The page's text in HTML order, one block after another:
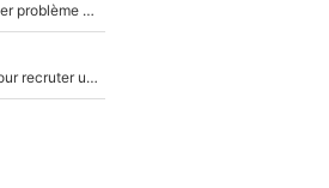
Michael Olise : Pierre Ménès annonce un premier problème pour Zinedine Zidane en équipe de France
«C’est un très bon choix» : L'OM fait une offre pour recruter un ancien joueur du PSG... et c'est validé dans l'After Foot !